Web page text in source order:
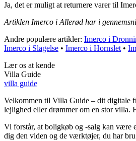
Ja, det er muligt at returnere varer til
Artiklen Imerco i Allerød har i
Andre populære artikler: Imerco i
Imerco i Slagelse • Imerco i Hornslet •
Lær os at kende
Villa Guide
villa guide
Velkommen til Villa Guide – dit digitale
lejlighed eller drømmer om en stor villa.
Vi forstår, at boligkøb og -salg kan være
dig den viden og de værktøjer, du har